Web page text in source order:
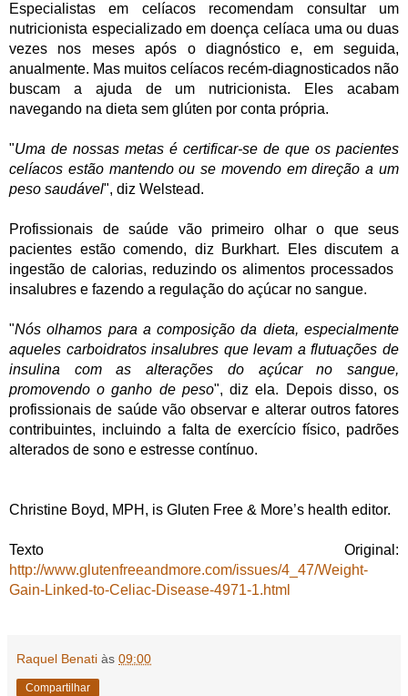
Especialistas em celíacos recomendam consultar um
nutricionista especializado em doença celíaca uma ou duas
vezes nos meses após o diagnóstico e, em seguida,
anualmente. Mas muitos celíacos recém-diagnosticados não
buscam a ajuda de um nutricionista. Eles acabam
navegando na dieta sem glúten por conta própria.
"Uma de nossas metas é certificar-se de que os pacientes
celíacos estão mantendo ou se movendo em direção a um
peso saudável", diz Welstead.
Profissionais de saúde vão primeiro olhar o que seus
pacientes estão comendo, diz Burkhart. Eles discutem a
ingestão de calorias, reduzindo os alimentos processados ​​
insalubres e fazendo a regulação do açúcar no sangue.
"Nós olhamos para a composição da dieta, especialmente
aqueles carboidratos insalubres que levam a flutuações de
insulina com as alterações do açúcar no sangue,
promovendo o ganho de peso", diz ela. Depois disso, os
profissionais de saúde vão observar e alterar outros fatores
contribuintes, incluindo a falta de exercício físico, padrões
alterados de sono e estresse contínuo.
Christine Boyd, MPH, is Gluten Free & More’s health editor.
Texto Original:
http://www.glutenfreeandmore.com/issues/4_47/Weight-
Gain-Linked-to-Celiac-Disease-4971-1.html
Raquel Benati às 09:00
Compartilhar